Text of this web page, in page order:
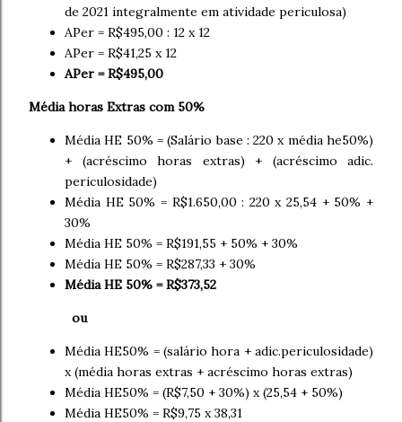
de 2021 integralmente em atividade periculosa)
APer = R$495,00 : 12 x 12
APer = R$41,25 x 12
APer = R$495,00
Média horas Extras com 50%
Média HE 50% = (Salário base : 220 x média he50%)
+ (acréscimo horas extras) + (acréscimo adic.
periculosidade)
Média HE 50% = R$1.650,00 : 220 x 25,54 + 50% +
30%
Média HE 50% = R$191,55 + 50% + 30%
Média HE 50% = R$287,33 + 30%
Média HE 50% = R$373,52
ou
Média HE50% = (salário hora + adic.periculosidade)
x (média horas extras + acréscimo horas extras)
Média HE50% = (R$7,50 + 30%) x (25,54 + 50%)
Média HE50% = R$9,75 x 38,31